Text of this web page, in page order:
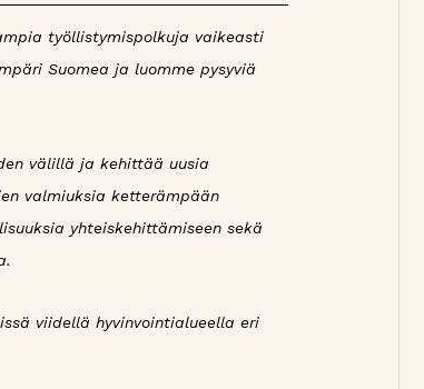
työllistymispolkuja vaikeasti
Suomea ja luomme pysyviä
välillä ja kehittää uusia
valmiuksia ketterämpään
yhteiskehittämiseen sekä
viidellä hyvinvointialueella eri